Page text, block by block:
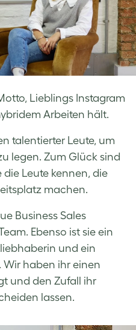
Lieblings Instagram
Arbeiten hält.
talentierter Leute, um
legen. Zum Glück sind
die Leute kennen, die
machen.
Business Sales
Ebenso ist sie ein
und ein
Wir haben ihr einen
und den Zufall ihr
lassen.